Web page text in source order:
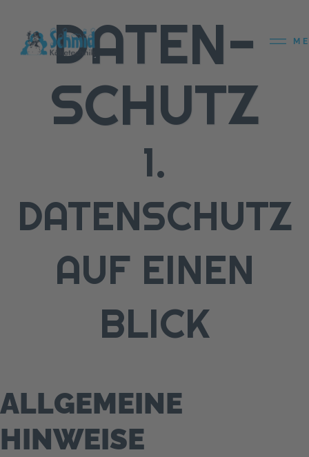
DATEN­
SCHUTZ
1.
DATENSCHUTZ
AUF EINEN
BLICK
ALLGEMEINE
HINWEISE